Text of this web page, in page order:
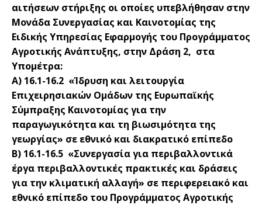
αιτήσεων στήριξης οι οποίες υπεβλήθησαν στην
Μονάδα Συνεργασίας και Καινοτομίας της
Ειδικής Υπηρεσίας Εφαρμογής του Προγράμματος
Αγροτικής Ανάπτυξης, στην Δράση 2, στα
Υπομέτρα:
Α) 16.1-16.2 «Ίδρυση και λειτουργία
Επιχειρησιακών Ομάδων της Ευρωπαϊκής
Σύμπραξης Καινοτομίας για την
παραγωγικότητα και τη βιωσιμότητα της
γεωργίας» σε εθνικό και διακρατικό επίπεδο
Β) 16.1-16.5 «Συνεργασία για περιβαλλοντικά
έργα περιβαλλοντικές πρακτικές και δράσεις
για την κλιματική αλλαγή» σε περιφερειακό και
εθνικό επίπεδο του Προγράμματος Αγροτικής